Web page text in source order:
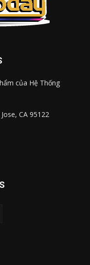
của Hệ Thống
CA 95122